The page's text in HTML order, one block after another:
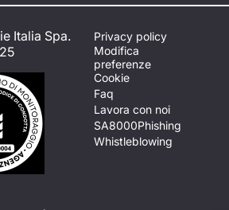
Italia Spa.
Privacy policy
Modifica
preferenze
Cookie
Faq
Lavora con noi
SA8000Phishing
Whistleblowing